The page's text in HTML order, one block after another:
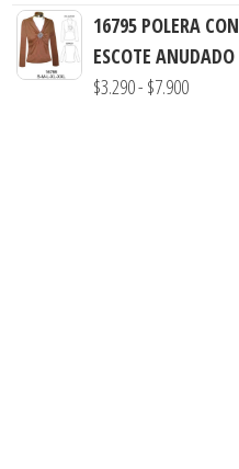
de
precios:
desde
16795 POLERA CON
ESCOTE ANUDADO
$3.290- $7.900Rango